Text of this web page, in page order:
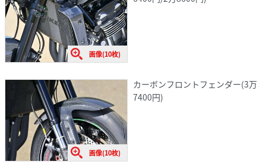
画像(10枚)
画像(10枚)
カーボンフロントフェンダー(3万
7400円)